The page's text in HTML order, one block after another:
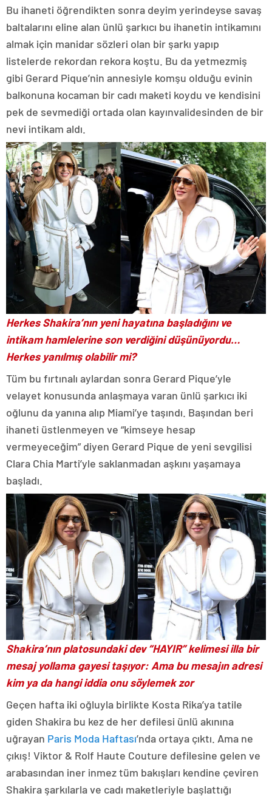
Bu ihaneti öğrendikten sonra deyim yerindeyse savaş
baltalarını eline alan ünlü şarkıcı bu ihanetin intikamını
almak için manidar sözleri olan bir şarkı yapıp
listelerde rekordan rekora koştu. Bu da yetmezmiş
gibi Gerard Pique’nin annesiyle komşu olduğu evinin
balkonuna kocaman bir cadı maketi koydu ve kendisini
pek de sevmediği ortada olan kayınvalidesinden de bir
nevi intikam aldı.
Herkes Shakira’nın yeni hayatına başladığını ve
intikam hamlelerine son verdiğini düşünüyordu…
Herkes yanılmış olabilir mi?
Tüm bu fırtınalı aylardan sonra Gerard Pique’yle
velayet konusunda anlaşmaya varan ünlü şarkıcı iki
oğlunu da yanına alıp Miami’ye taşındı. Başından beri
ihaneti üstlenmeyen ve “kimseye hesap
vermeyeceğim” diyen Gerard Pique de yeni sevgilisi
Clara Chia Marti’yle saklanmadan aşkını yaşamaya
başladı.
Shakira’nın platosundaki dev “HAYIR” kelimesi illa bir
mesaj yollama gayesi taşıyor: Ama bu mesajın adresi
kim ya da hangi iddia onu söylemek zor
Geçen hafta iki oğluyla birlikte Kosta Rika’ya tatile
giden Shakira bu kez de her defilesi ünlü akınına
uğrayan Paris Moda Haftası’nda ortaya çıktı. Ama ne
çıkış! Viktor & Rolf Haute Couture defilesine gelen ve
arabasından iner inmez tüm bakışları kendine çeviren
Shakira şarkılarla ve cadı maketleriyle başlattığı